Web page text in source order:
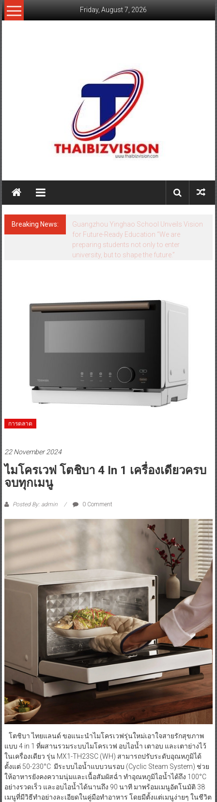
Skip
to
Friday, August 7, 2026
Breaking News:
Guangzhou Yinghao School Unveils Vision
for Future-Ready Education “We are
preparing students not only to enter
university, but to shape the future.”
การตลาด
22 November 2024
ไมโครเวฟ โตชิบา 4 In 1 เครื่องเดียวครบ
จบทุกเมนู
Posted By: admin 0 Comment
โตชิบา ไทยแลนด์ ขอแนะนำไมโครเวฟรุ่นใหม่เอาใจสายรักสุขภาพ
แบบ 4 in 1 ที่ผสานรวมระบบไมโครเวฟ อบไอน้ำ เตาอบ และเตาย่างไว้
ในเครื่องเดียว รุ่น MX1-TH23SC (WH) สามารถปรับระดับอุณหภูมิได้
ตั้งแต่ 50-230°C มีระบบไอน้ำแบบวนรอบ (Cyclic Steam System) ช่วย
ให้อาหารยังคงความนุ่มและเนื้อสัมผัสฉ่ำ ทำอุณหภูมิไอน้ำได้ถึง 100°C
อย่างรวดเร็ว และอบไอน้ำได้นานถึง 90 นาที มาพร้อมเมนูอัตโนมัติ 38
เมนูที่มีวิธีทำอย่างละเอียดในคู่มือทำอาหาร โดยมีตั้งแต่เมนูง่ายๆ ในชีวิต